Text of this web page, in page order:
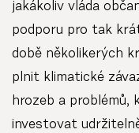
jakákoliv vláda
podporu pro tak
době několikerých
plnit klimatické
hrozeb a problémů,
investovat